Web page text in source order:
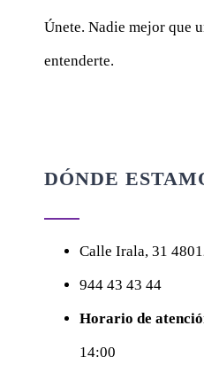
Únete. Nadie mejor que
entenderte.
DÓNDE
Calle Irala, 31
944 43 43 44
Horario de
14:00